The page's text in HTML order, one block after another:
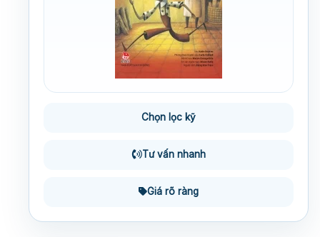
Chọn lọc kỹ
Tư vấn nhanh
Giá rõ ràng